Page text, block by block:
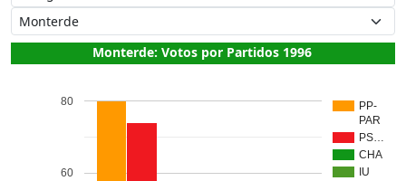
Monterde: Votos por Partidos 1996
PP-
PAR
PS…
CHA
IU
60
80